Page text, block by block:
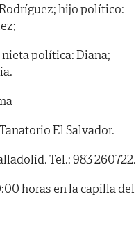
hijo político:
política: Diana;
El Salvador.
Tel.: 983 260722.
horas en la capilla del